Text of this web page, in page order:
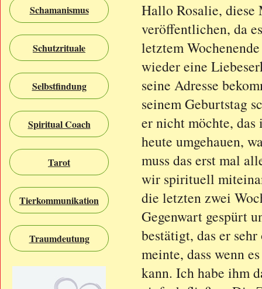
Schamanismus
Schutzrituale
Selbstfindung
Spiritual Coach
Tarot
Tierkommunikation
Traumdeutung
Hallo Rosalie,
veröffentlichen, da
letztem
wieder eine
seine Adresse
seinem Geburtstag
er nicht möchte,
heute umgehauen,
muss das erst mal
wir spirituell
die letzten zwei
Gegenwart gespürt
bestätigt, das er
meinte, dass wenn
kann. Ich habe ihm